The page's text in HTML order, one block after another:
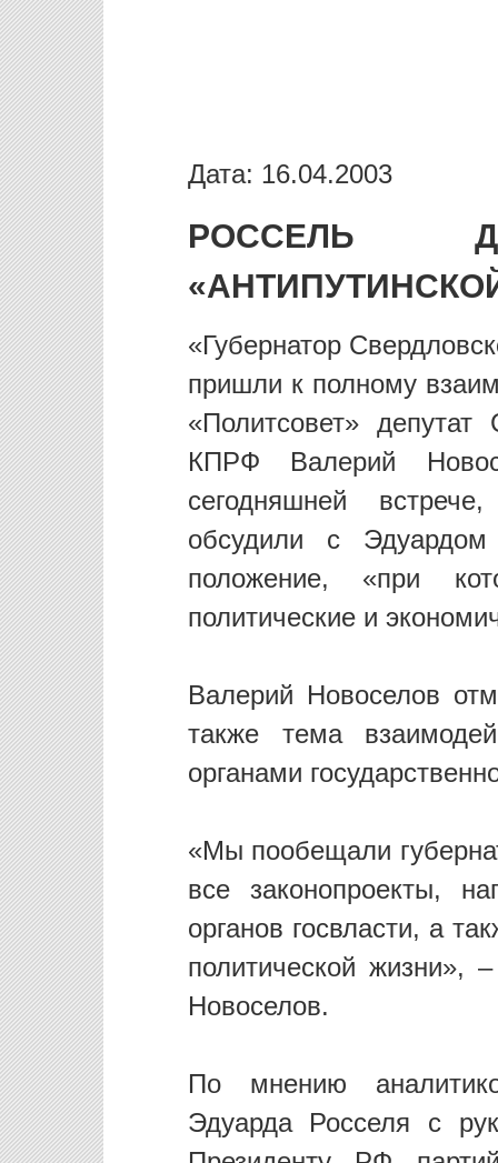
Дата: 16.04.2003
РОССЕЛЬ
«Губернатор
пришли к полному
«Политсовет»
КПРФ Валерий
сегодняшней
обсудили с
положение, «при
политические и
Валерий Новоселов
также тема
органами
«Мы пообещали
все законопроекты,
органов госвласти, а
политической жизни»,
Новоселов.
По мнению
Эдуарда Росселя с